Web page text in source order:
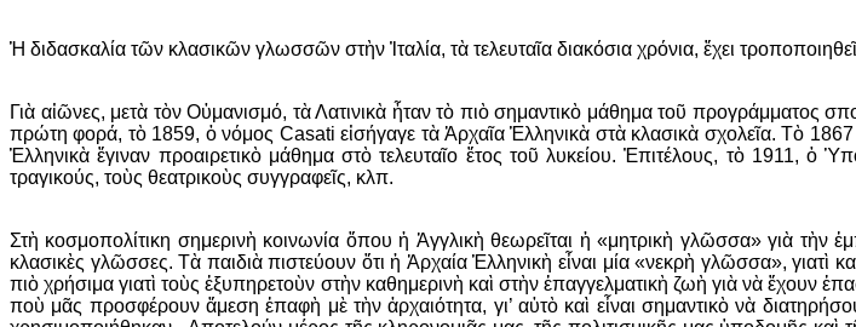
Ἡ διδασκαλία τῶν κλασικῶν γλωσσῶν στὴν Ἰταλία, τὰ τελευταῖα διακόσια χρόνια, ἔχει
Γιὰ αἰῶνες, μετὰ τὸν Οὐμανισμό, τὰ Λατινικὰ ἦταν τὸ πιὸ σημαντικὸ μάθημα τοῦ προγράμματος
πρώτη φορά, τὸ 1859, ὁ νόμος Casati εἰσήγαγε τὰ Ἀρχαῖα Ἑλληνικὰ στὰ κλασικὰ σχολεῖα. Τὸ
Ἑλληνικὰ ἔγιναν προαιρετικὸ μάθημα στὸ τελευταῖο ἔτος τοῦ λυκείου. Ἐπιτέλους, τὸ
τραγικούς, τοὺς θεατρικοὺς συγγραφεῖς, κλπ.
Στὴ κοσμοπολίτικη σημερινὴ κοινωνία ὅπου ἡ Ἀγγλικὴ θεωρεῖται ἡ «μητρικὴ γλῶσσα» γιὰ τὴν
κλασικὲς γλῶσσες. Τὰ παιδιὰ πιστεύουν ὅτι ἡ Ἀρχαία Ἑλληνικὴ εἶναι μία «νεκρὴ γλῶσσα», γιατὶ
πιὸ χρήσιμα γιατὶ τοὺς ἐξυπηρετoὺν στὴν καθημερινὴ καὶ στὴν ἐπαγγελματικὴ ζωὴ γιὰ νὰ
ποὺ μᾶς προσφέρουν ἄμεση ἐπαφὴ μὲ τὴν ἀρχαιότητα, γι’ αὐτὸ καὶ εἶναι σημαντικὸ νὰ